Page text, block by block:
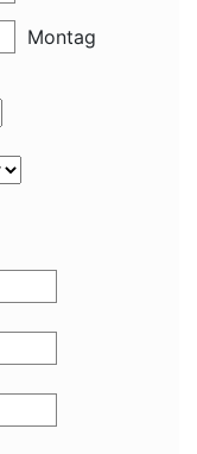
Montag